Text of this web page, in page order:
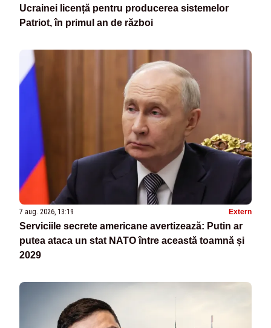
Ucrainei licență pentru producerea sistemelor
Patriot, în primul an de război
7 aug. 2026, 13:19 Extern
Serviciile secrete americane avertizează: Putin ar
putea ataca un stat NATO între această toamnă și
2029